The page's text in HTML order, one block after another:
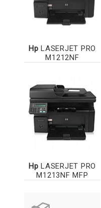
Hp LASERJET PRO
M1212NF
Hp LASERJET PRO
M1213NF MFP